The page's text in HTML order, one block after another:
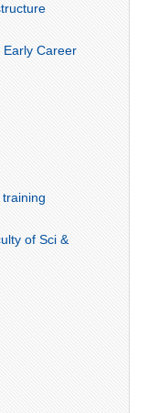
Career
of Sci &